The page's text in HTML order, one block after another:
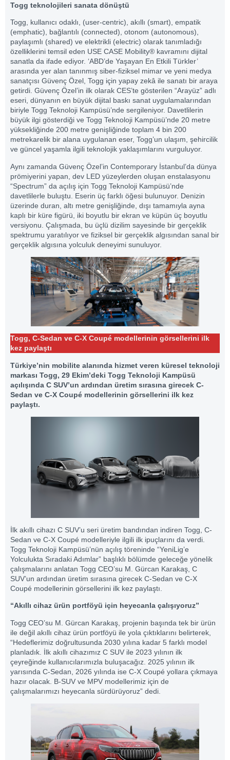
Togg teknolojileri sanata dönüştü
Togg, kullanıcı odaklı, (user-centric), akıllı (smart), empatik
(emphatic), bağlantılı (connected), otonom (autonomous),
paylaşımlı (shared) ve elektrikli (electric) olarak tanımladığı
özelliklerini temsil eden USE CASE Mobility® kavramını dijital
sanatla da ifade ediyor. ‘ABD’de Yaşayan En Etkili Türkler’
arasında yer alan tanınmış siber-fiziksel mimar ve yeni medya
sanatçısı Güvenç Özel, Togg için yapay zekâ ile sanatı bir araya
getirdi. Güvenç Özel’in ilk olarak CES’te gösterilen “Arayüz” adlı
eseri, dünyanın en büyük dijital baskı sanat uygulamalarından
biriyle Togg Teknoloji Kampüsü’nde sergileniyor. Davetlilerin
büyük ilgi gösterdiği ve Togg Teknoloji Kampüsü’nde 20 metre
yüksekliğinde 200 metre genişliğinde toplam 4 bin 200
metrekarelik bir alana uygulanan eser, Togg’un ulaşım, şehircilik
ve güncel yaşamla ilgili teknolojik yaklaşımlarını vurguluyor.
Aynı zamanda Güvenç Özel’in Contemporary İstanbul’da dünya
prömiyerini yapan, dev LED yüzeylerden oluşan enstalasyonu
“Spectrum” da açılış için Togg Teknoloji Kampüsü’nde
davetlilerle buluştu. Eserin üç farklı öğesi bulunuyor. Denizin
üzerinde duran, altı metre genişliğinde, dışı tamamıyla ayna
kaplı bir küre figürü, iki boyutlu bir ekran ve küpün üç boyutlu
versiyonu. Çalışmada, bu üçlü dizilim sayesinde bir gerçeklik
spektrumu yaratılıyor ve fiziksel bir gerçeklik algısından sanal bir
gerçeklik algısına yolculuk deneyimi sunuluyor.
Togg, C-Sedan ve C-X Coupé modellerinin görsellerini ilk
kez paylaştı
Türkiye’nin mobilite alanında hizmet veren küresel teknoloji
markası Togg, 29 Ekim’deki Togg Teknoloji Kampüsü
açılışında C SUV’un ardından üretim sırasına girecek C-
Sedan ve C-X Coupé modellerinin görsellerini ilk kez
paylaştı.
İlk akıllı cihazı C SUV’u seri üretim bandından indiren Togg, C-
Sedan ve C-X Coupé modelleriyle ilgili ilk ipuçlarını da verdi.
Togg Teknoloji Kampüsü’nün açılış töreninde “YeniLig’e
Yolculukta Sıradaki Adımlar” başlıklı bölümde geleceğe yönelik
çalışmalarını anlatan Togg CEO’su M. Gürcan Karakaş, C
SUV’un ardından üretim sırasına girecek C-Sedan ve C-X
Coupé modellerinin görsellerini ilk kez paylaştı.
“Akıllı cihaz ürün portföyü için heyecanla çalışıyoruz”
Togg CEO’su M. Gürcan Karakaş, projenin başında tek bir ürün
ile değil akıllı cihaz ürün portföyü ile yola çıktıklarını belirterek,
“Hedeflerimiz doğrultusunda 2030 yılına kadar 5 farklı model
planladık. İlk akıllı cihazımız C SUV ile 2023 yılının ilk
çeyreğinde kullanıcılarımızla buluşacağız. 2025 yılının ilk
yarısında C-Sedan, 2026 yılında ise C-X Coupé yollara çıkmaya
hazır olacak. B-SUV ve MPV modellerimiz için de
çalışmalarımızı heyecanla sürdürüyoruz” dedi.